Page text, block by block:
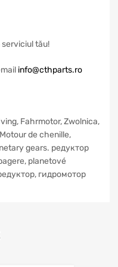
serviciul tău!
info@cthparts.ro
Fahrmotor, Zwolnica,
de chenille,
gears. редуктор
planetové
гидромотор